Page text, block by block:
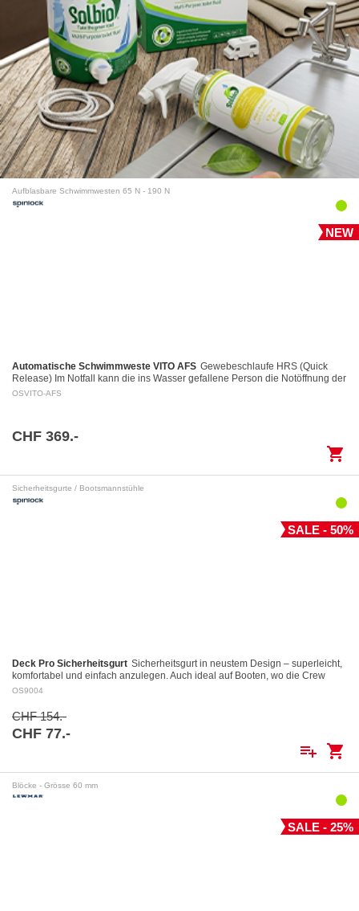
Aufblasbare Schwimmwesten 65 N - 190 N
NEW
Automatische Schwimmweste VITO AFS Gewebeschlaufe HRS (Quick
Release) Im Notfall kann die ins Wasser gefallene Person die Notöffnung der
Gewebeschlaufe mittels eines Auslöserings…
OSVITO-AFS
CHF 369.-
shopping_cart
Sicherheitsgurte / Bootsmannstühle
SALE - 50%
Deck Pro Sicherheitsgurt Sicherheitsgurt in neustem Design – superleicht,
komfortabel und einfach anzulegen. Auch ideal auf Booten, wo die Crew
dauernd angeklinkt ist.…
OS9004
CHF 154.-
CHF 77.-
playlist_add shopping_cart
Blöcke - Grösse 60 mm
SALE - 25%